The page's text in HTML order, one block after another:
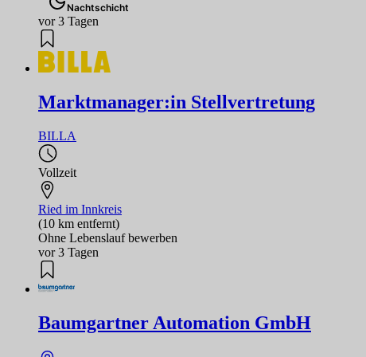
Nachtschicht
vor 3 Tagen
Marktmanager:in Stellvertretung
BILLA
Vollzeit
Ried im Innkreis
(10 km entfernt)
Ohne Lebenslauf bewerben
vor 3 Tagen
Baumgartner Automation GmbH